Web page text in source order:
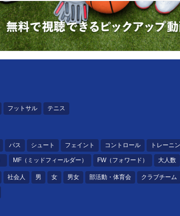
フットサル テニス
パス シュート フェイント コントロール トレーニ
MF（ミッドフィールダー） FW（フォワード） 大人数
社会人 男 女 男女 部活動・体育会 クラブチーム